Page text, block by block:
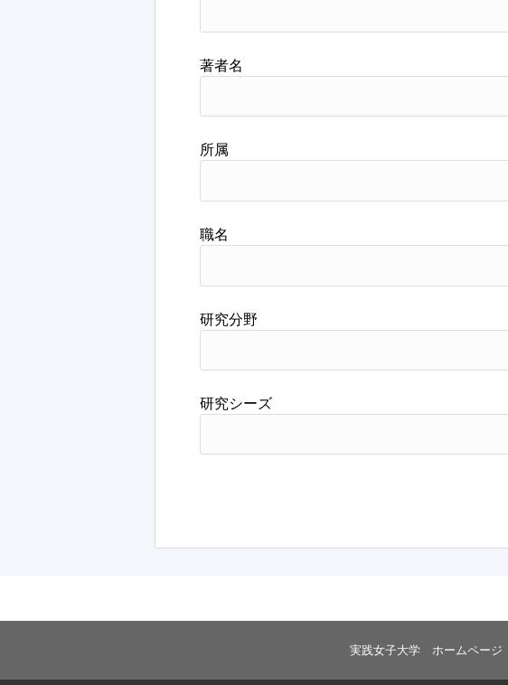
著者名
所属
職名
研究分野
研究シーズ
実践女子大学 ホームページ